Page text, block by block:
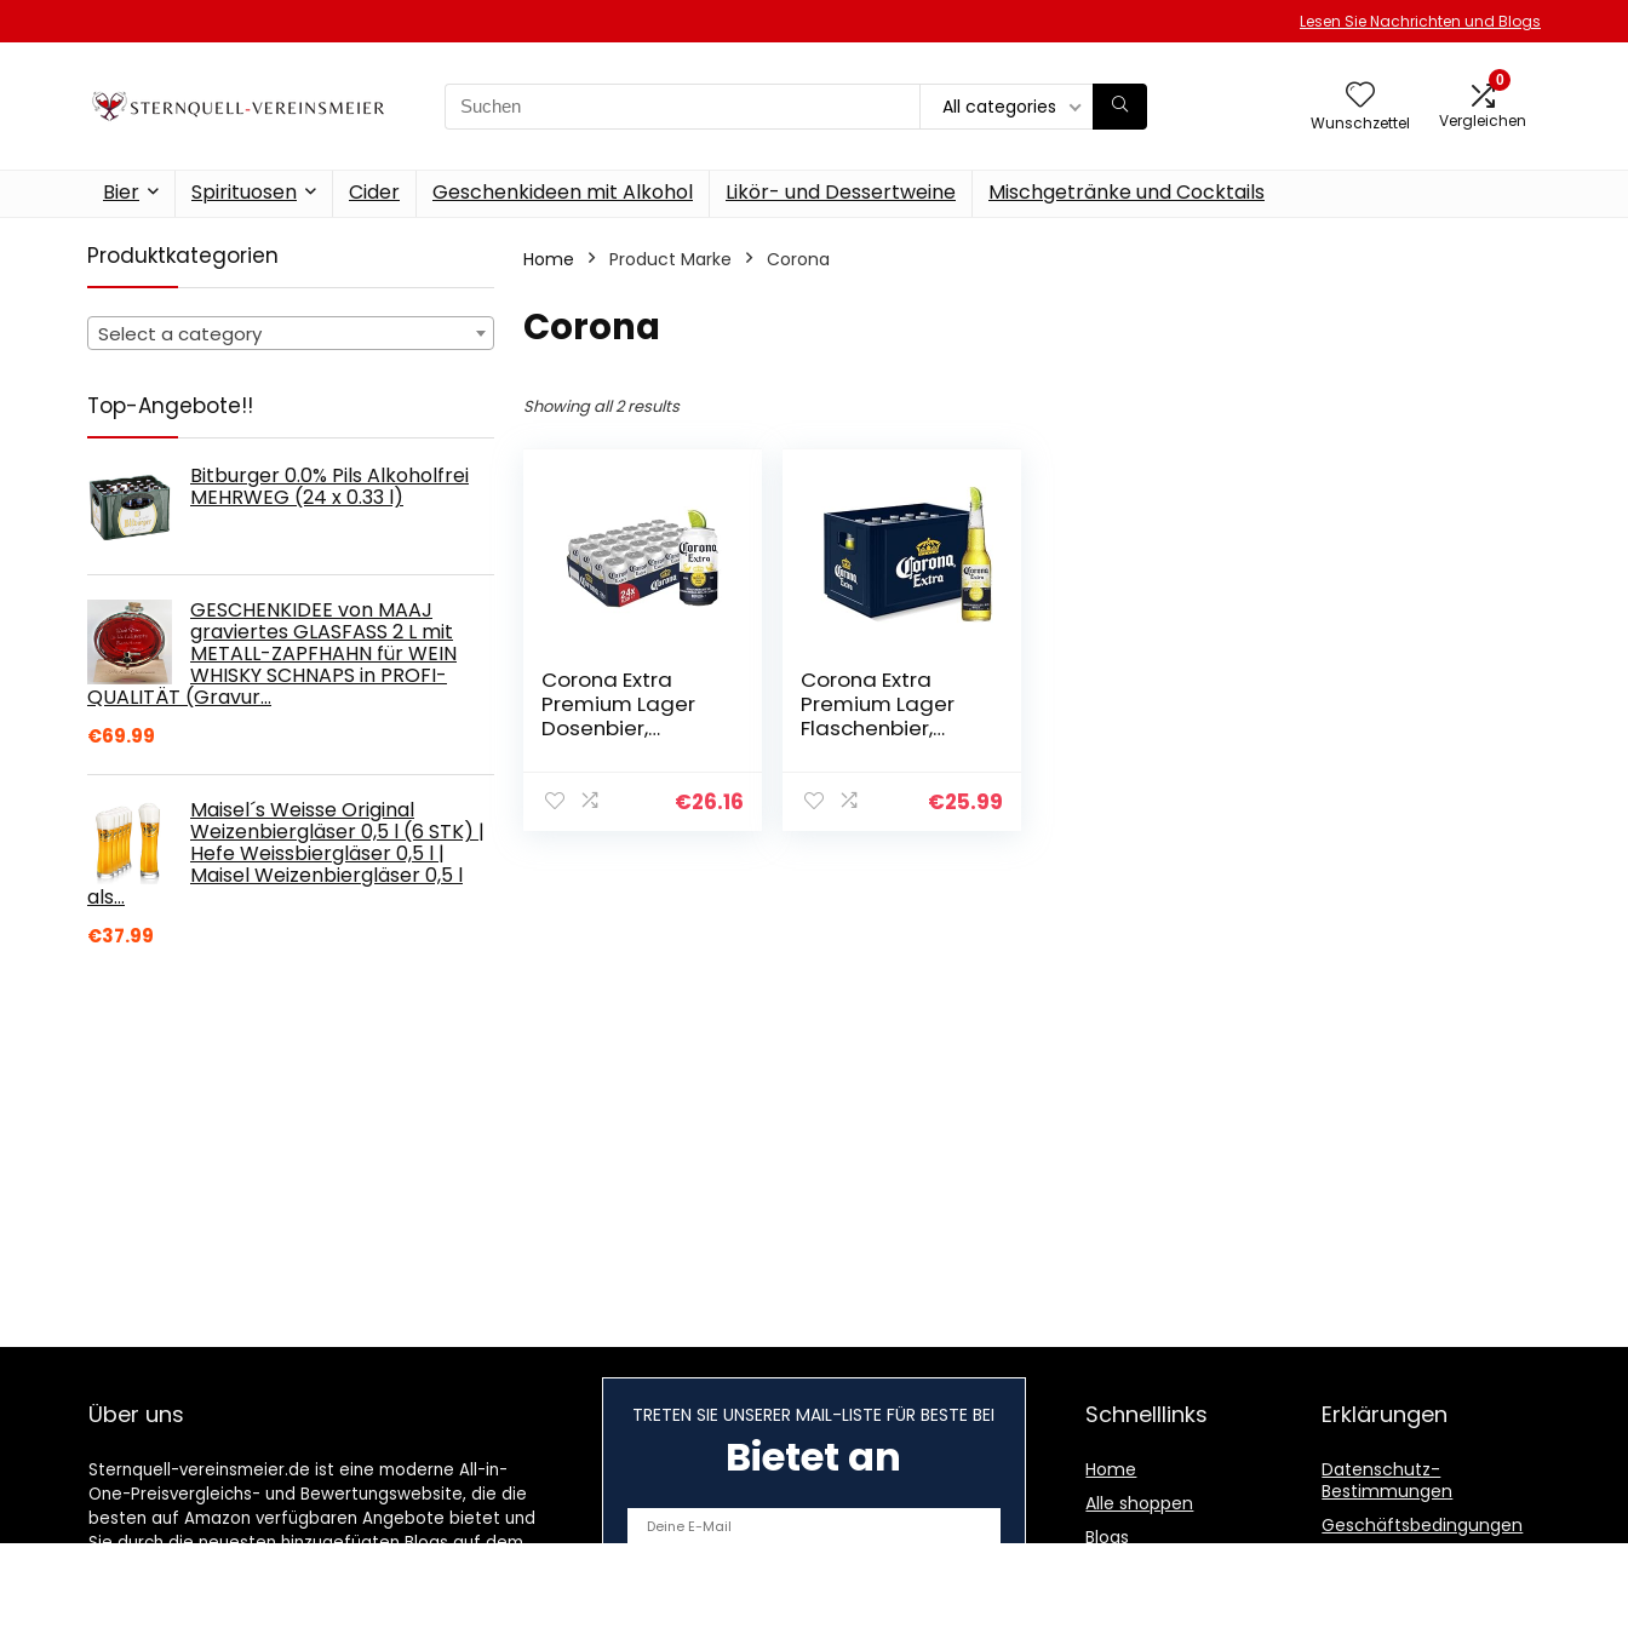
Lesen Sie Nachrichten und Blogs
Search
for:
All categories
Wunschzettel
0
Vergleichen
Bier Spirituosen Cider Geschenkideen mit Alkohol Likör- und Dessertweine Mischgetränke und Cocktails
Produktkategorien
Select a category
Top-Angebote!!
Bitburger 0.0% Pils Alkoholfrei
MEHRWEG (24 x 0.33 l)
GESCHENKIDEE von MAAJ
graviertes GLASFASS 2 L mit
METALL-ZAPFHAHN für WEIN
WHISKY SCHNAPS in PROFI-
QUALITÄT (Gravur…
€69.99
Maisel´s Weisse Original
Weizenbiergläser 0,5 l (6 STK) |
Hefe Weissbiergläser 0,5 l |
Maisel Weizenbiergläser 0,5 l
als…
€37.99
Home Product Marke ‎Corona
‎Corona
Showing all 2 results
Corona Extra
Premium Lager
Dosenbier,
Lager Bier (24 X
€26.16
Corona Extra
Premium Lager
Flaschenbier,
Internationales
€25.99
Über uns
Sternquell-vereinsmeier.de ist eine moderne All-in-
One-Preisvergleichs- und Bewertungswebsite, die die
besten auf Amazon verfügbaren Angebote bietet und
Sie durch die neuesten hinzugefügten Blogs auf dem
TRETEN SIE UNSERER MAIL-LISTE FÜR BESTE BEI
Bietet an
Schnelllinks
Home
Alle shoppen
Blogs
Erklärungen
Datenschutz-
Bestimmungen
Geschäftsbedingungen